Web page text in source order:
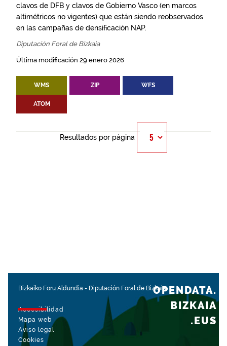
clavos de DFB y clavos de Gobierno Vasco (en marcos
altimétricos no vigentes) que están siendo reobservados
en las campañas de densificación NAP.
Diputación Foral de Bizkaia
Última modificación 29 enero 2026
WMS ZIP WFS
ATOM
Resultados por página
Bizkaiko Foru Aldundia - Diputación Foral de Bizkaia
Accesibilidad
Mapa web
Aviso legal
Cookies
OPENDATA.
BIZKAIA
.EUS